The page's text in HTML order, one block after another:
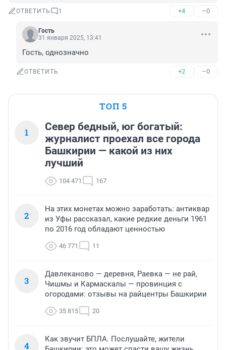
ОТВЕТИТЬ 1 +4 –0
Гость
31 января 2025, 13:41
Гость, однозначно
ОТВЕТИТЬ +2 –0
ТОП 5
1
Север бедный, юг богатый:
журналист проехал все города
Башкирии — какой из них
лучший
104 471 167
2
На этих монетах можно заработать: антиквар
из Уфы рассказал, какие редкие деньги 1961
по 2016 год обладают ценностью
46 771 11
3
Давлеканово — деревня, Раевка — не рай,
Чишмы и Кармаскалы — провинция с
огородами: отзывы на райцентры Башкирии
35 815 20
4
Как звучит БПЛА. Послушайте, жители